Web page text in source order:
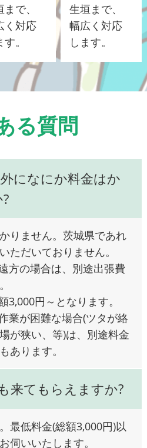
で、
く対応
。
生垣まで、
幅広く対応
します。
る質問
になにか料金はか
りません。茨城県であれ
ただいておりません。
方の場合は、別途出張費
3,000円～となります。
業が困難な場合(ツタが絡
が狭い、等)は、別途料金
あります。
来てもらえますか?
最低料金(総額3,000円)以
伺いいたします。